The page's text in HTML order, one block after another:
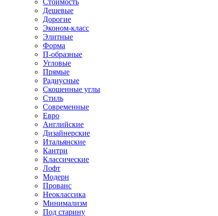
Стоимость
Дешевые
Дорогие
Эконом-класс
Элитные
Форма
П-образные
Угловые
Прямые
Радиусные
Скошенные углы
Стиль
Современные
Евро
Английские
Дизайнерские
Итальянские
Кантри
Классические
Лофт
Модерн
Прованс
Неоклассика
Минимализм
Под старину